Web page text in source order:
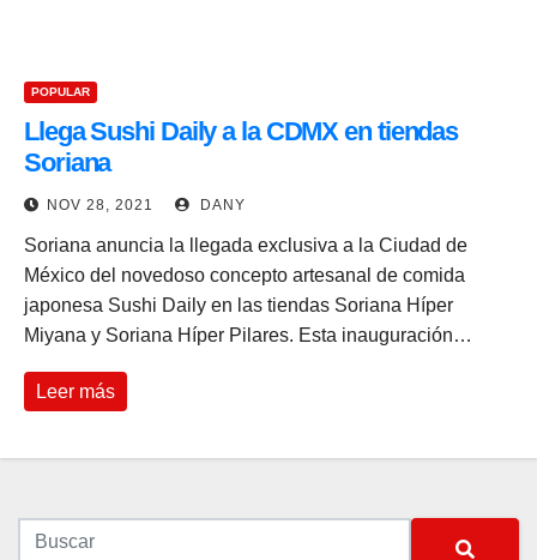
POPULAR
Llega Sushi Daily a la CDMX en tiendas
Soriana
NOV 28, 2021 DANY
Soriana anuncia la llegada exclusiva a la Ciudad de
México del novedoso concepto artesanal de comida
japonesa Sushi Daily en las tiendas Soriana Híper
Miyana y Soriana Híper Pilares. Esta inauguración…
Leer más